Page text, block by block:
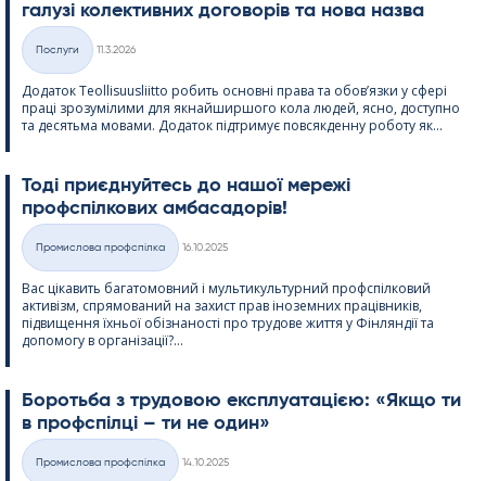
галузі колективних договорів та нова назва
Категорії
Послуги
11.3.2026
Додаток Teol­li­suus­liitto робить основні права та обов’язки у сфері
праці зрозумілими для якнайширшого кола людей, ясно, доступно
та десятьма мовами. Додаток підтримує повсякденну роботу як...
Тоді приєднуйтесь до нашої мережі
профспілкових амбасадорів!
Категорії
Промислова профспілка
16.10.2025
Вас цікавить багатомовний і мультикультурний профспілковий
активізм, спрямований на захист прав іноземних працівників,
підвищення їхньої обізнаності про трудове життя у Фінляндії та
допомогу в організації?...
Боротьба з трудовою експлуатацією: «Якщо ти
в профспілці – ти не один»
Категорії
Промислова профспілка
14.10.2025